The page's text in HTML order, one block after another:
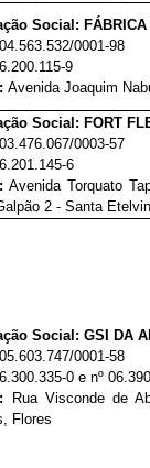
Social: FÁBRICA
04.563.532/0001-98
9
Avenida Joaquim
Social: FORT
03.476.067/0003-57
6
Avenida Torquato
2 - Santa
Social: GSI DA
05.603.747/0001-58
0 e nº
Rua Visconde de
Flores